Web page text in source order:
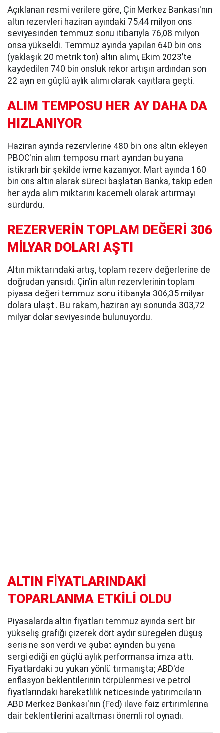
Açıklanan resmi verilere göre, Çin Merkez Bankası'nın
altın rezervleri haziran ayındaki 75,44 milyon ons
seviyesinden temmuz sonu itibarıyla 76,08 milyon
onsa yükseldi. Temmuz ayında yapılan 640 bin ons
(yaklaşık 20 metrik ton) altın alımı, Ekim 2023’te
kaydedilen 740 bin onsluk rekor artışın ardından son
22 ayın en güçlü aylık alımı olarak kayıtlara geçti.
ALIM TEMPOSU HER AY DAHA DA
HIZLANIYOR
Haziran ayında rezervlerine 480 bin ons altın ekleyen
PBOC'nin alım temposu mart ayından bu yana
istikrarlı bir şekilde ivme kazanıyor. Mart ayında 160
bin ons altın alarak süreci başlatan Banka, takip eden
her ayda alım miktarını kademeli olarak artırmayı
sürdürdü.
REZERVERİN TOPLAM DEĞERİ 306
MİLYAR DOLARI AŞTI
Altın miktarındaki artış, toplam rezerv değerlerine de
doğrudan yansıdı. Çin'in altın rezervlerinin toplam
piyasa değeri temmuz sonu itibarıyla 306,35 milyar
dolara ulaştı. Bu rakam, haziran ayı sonunda 303,72
milyar dolar seviyesinde bulunuyordu.
ALTIN FİYATLARINDAKİ
TOPARLANMA ETKİLİ OLDU
Piyasalarda altın fiyatları temmuz ayında sert bir
yükseliş grafiği çizerek dört aydır süregelen düşüş
serisine son verdi ve şubat ayından bu yana
sergilediği en güçlü aylık performansa imza attı.
Fiyatlardaki bu yukarı yönlü tırmanışta; ABD'de
enflasyon beklentilerinin törpülenmesi ve petrol
fiyatlarındaki hareketlilik neticesinde yatırımcıların
ABD Merkez Bankası'nın (Fed) ilave faiz artırımlarına
dair beklentilerini azaltması önemli rol oynadı.